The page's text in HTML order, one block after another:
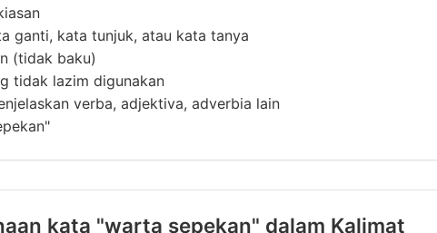
ganti, kata tunjuk, atau kata tanya
(tidak baku)
tidak lazim digunakan
verba, adjektiva, adverbia lain
kata "warta sepekan" dalam Kalimat